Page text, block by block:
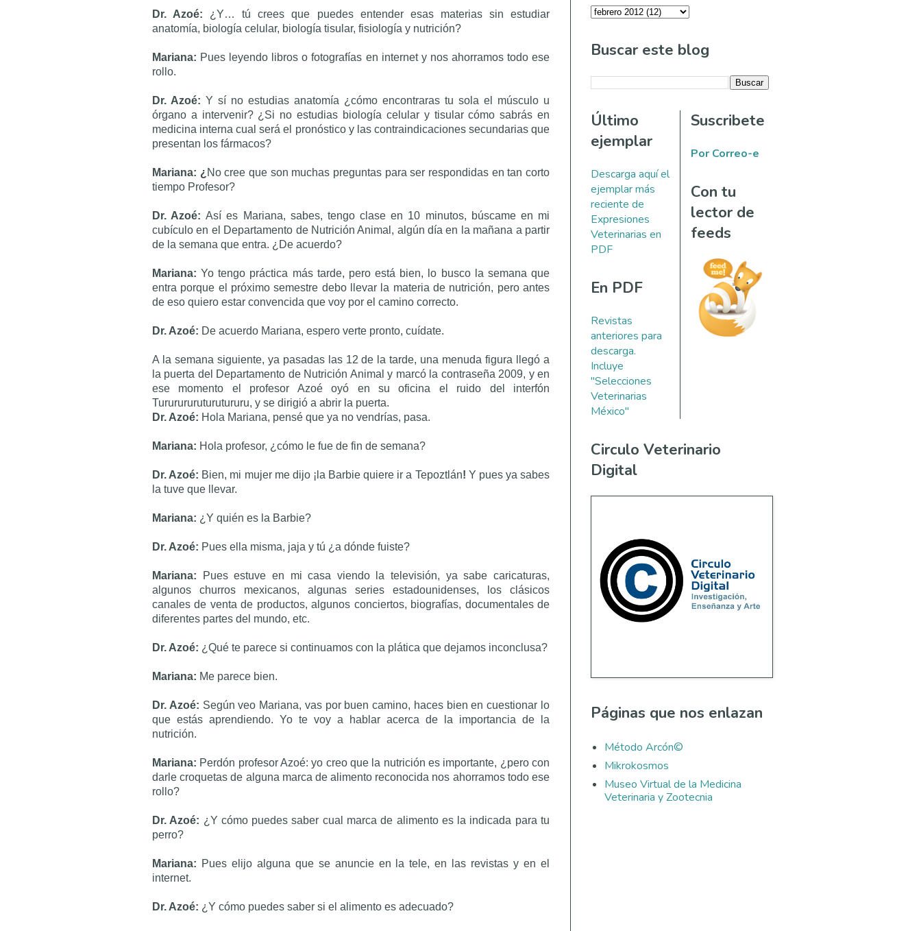
Dr. Azoé: ¿Y… tú crees que puedes entender esas materias sin estudiar
anatomía, biología celular, biología tisular, fisiología y nutrición?
Mariana: Pues leyendo libros o fotografías en internet y nos ahorramos todo ese
rollo.
Dr. Azoé: Y sí no estudias anatomía ¿cómo encontraras tu sola el músculo u
órgano a intervenir? ¿Si no estudias biología celular y tisular cómo sabrás en
medicina interna cual será el pronóstico y las contraindicaciones secundarias que
presentan los fármacos?
Mariana: ¿ No cree que son muchas preguntas para ser respondidas en tan corto
tiempo Profesor?
Dr. Azoé:Así es Mariana, sabes, tengo clase en 10 minutos, búscame en mi
cubículo en el Departamento de Nutrición Animal, algún día en la mañana a partir
de la semana que entra. ¿De acuerdo?
Mariana:Yo tengo práctica más tarde, pero está bien, lo busco la semana que
entra porque el próximo semestre debo llevar la materia de nutrición, pero antes
de eso quiero estar convencida que voy por el camino correcto.
Dr. Azoé: De acuerdo Mariana, espero verte pronto, cuídate.
A la semana siguiente, ya pasadas las 12 de la tarde, una menuda figura llegó a
la puerta del Departamento de Nutrición Animal y marcó la contraseña 2009, y en
ese momento el profesor Azoé oyó en su oficina el ruido del interfón
Tururururuturutururu, y se dirigió a abrir la puerta.
Dr. Azoé: Hola Mariana, pensé que ya no vendrías, pasa.
Mariana: Hola profesor, ¿cómo le fue de fin de semana?
Dr. Azoé: Bien, mi mujer me dijo ¡la Barbie quiere ir a Tepoztlán! Y pues ya sabes
la tuve que llevar.
Mariana: ¿Y quién es la Barbie?
Dr. Azoé: Pues ella misma, jaja y tú ¿a dónde fuiste?
Mariana:
Pues estuve en mi casa viendo la televisión, ya sabe caricaturas,
algunos churros mexicanos, algunas series estadounidenses, los clásicos
canales de venta de productos, algunos conciertos, biografías, documentales de
diferentes partes del mundo, etc.
Dr. Azoé: ¿Qué te parece si continuamos con la plática que dejamos inconclusa?
Mariana: Me parece bien.
Dr. Azoé: Según veo Mariana, vas por buen camino, haces bien en cuestionar lo
que estás aprendiendo. Yo te voy a hablar acerca de la importancia de la
nutrición.
Mariana: Perdón profesor Azoé: yo creo que la nutrición es importante, ¿pero con
darle croquetas de alguna marca de alimento reconocida nos ahorramos todo ese
rollo?
Dr. Azoé: ¿Y cómo puedes saber cual marca de alimento es la indicada para tu
perro?
Mariana: Pues elijo alguna que se anuncie en la tele, en las revistas y en el
internet.
Dr. Azoé: ¿Y cómo puedes saber si el alimento es adecuado?
Buscar este blog
Último
ejemplar
Descarga aquí el
ejemplar más
reciente de
Expresiones
Veterinarias en
PDF
En PDF
Revistas
anteriores para
descarga.
Incluye
"Selecciones
Veterinarias
México"
Suscribete
Por Correo-e
Con tu
lector de
feeds
Circulo Veterinario
Digital
Páginas que nos enlazan
Método Arcón©
Mikrokosmos
Museo Virtual de la Medicina
Veterinaria y Zootecnia